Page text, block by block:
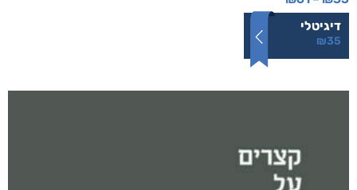
דיגיטלי
₪35